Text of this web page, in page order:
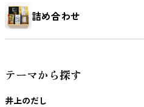
詰め合わせ
テーマから探す
井上のだし